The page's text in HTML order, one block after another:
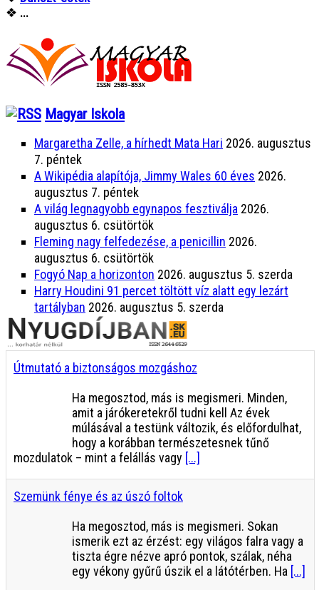
❖ ...
Magyar Iskola
Margaretha Zelle, a hírhedt Mata Hari 2026. augusztus
7. péntek
A Wikipédia alapítója, Jimmy Wales 60 éves 2026.
augusztus 7. péntek
A világ legnagyobb egynapos fesztiválja 2026.
augusztus 6. csütörtök
Fleming nagy felfedezése, a penicillin 2026.
augusztus 6. csütörtök
Fogyó Nap a horizonton 2026. augusztus 5. szerda
Harry Houdini 91 percet töltött víz alatt egy lezárt
tartályban 2026. augusztus 5. szerda
Útmutató a biztonságos mozgáshoz
Ha megosztod, más is megismeri. Minden,
amit a járókeretekről tudni kell Az évek
múlásával a testünk változik, és előfordulhat,
hogy a korábban természetesnek tűnő
mozdulatok – mint a felállás vagy [...]
Szemünk fénye és az úszó foltok
Ha megosztod, más is megismeri. Sokan
ismerik ezt az érzést: egy világos falra vagy a
tiszta égre nézve apró pontok, szálak, néha
egy vékony gyűrű úszik el a látótérben. Ha [...]